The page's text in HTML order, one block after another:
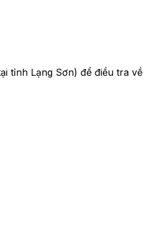
tỉnh Lạng Sơn) để điều tra về